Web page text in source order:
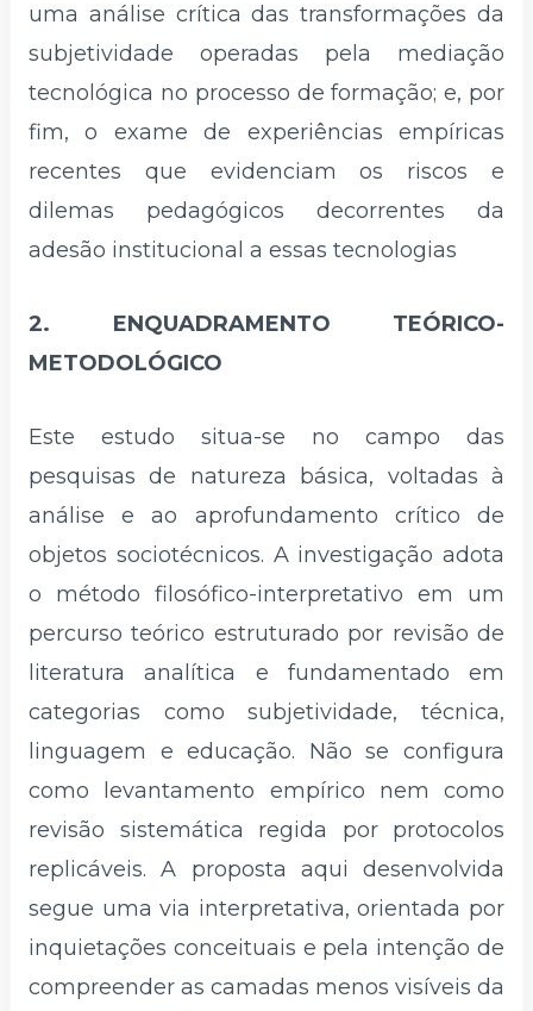
uma análise crítica das transformações da
subjetividade operadas pela mediação
tecnológica no processo de formação; e, por
fim, o exame de experiências empíricas
recentes que evidenciam os riscos e
dilemas pedagógicos decorrentes da
adesão institucional a essas tecnologias
2. ENQUADRAMENTO TEÓRICO-
METODOLÓGICO
Este estudo situa-se no campo das
pesquisas de natureza básica, voltadas à
análise e ao aprofundamento crítico de
objetos sociotécnicos. A investigação adota
o método filosófico-interpretativo em um
percurso teórico estruturado por revisão de
literatura analítica e fundamentado em
categorias como subjetividade, técnica,
linguagem e educação. Não se configura
como levantamento empírico nem como
revisão sistemática regida por protocolos
replicáveis. A proposta aqui desenvolvida
segue uma via interpretativa, orientada por
inquietações conceituais e pela intenção de
compreender as camadas menos visíveis da